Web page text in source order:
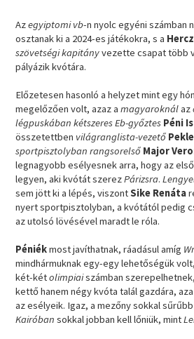
Azegyiptomi vb-n nyolc egyéni számban
osztanak ki a 2024-es játékokra, s a
szövetségi kapitányvezette csapat több
pályázik kvótára.
Előzetesen hasonló a helyzet mint egy
megelőzően volt, azaz amagyaroknálaz
légpuskában kétszeres Eb-győztes Péni
összetettben világranglista-vezető
sportpisztolyban rangsorelső Major
legnagyobb esélyesnek arra, hogy az
legyen, aki kvótát szerezPárizsra.
sem jött ki a lépés, viszontSike Renáta
nyert sportpisztolyban, a kvótától pedig
az utolsó lövésével maradt le róla.
Péniékmost javíthatnak, ráadásul amíg
mindhármuknak egy-egy lehetőségük
két-kétolimpiaiszámban
kettő hanem négy kvóta talál gazdára,
az esélyeik. Igaz, a mezőny sokkal
Kairóbansokkal jobban kell lőniük, mint